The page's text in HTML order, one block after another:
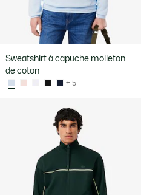
Sweatshirt à capuche molleton
de coton
+ 5